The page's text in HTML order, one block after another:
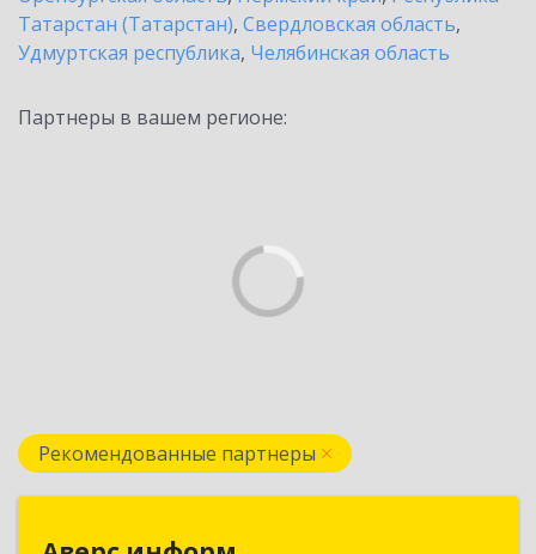
Татарстан (Татарстан), Свердловская область,
Удмуртская республика, Челябинская область
Партнеры в вашем регионе:
Рекомендованные партнеры